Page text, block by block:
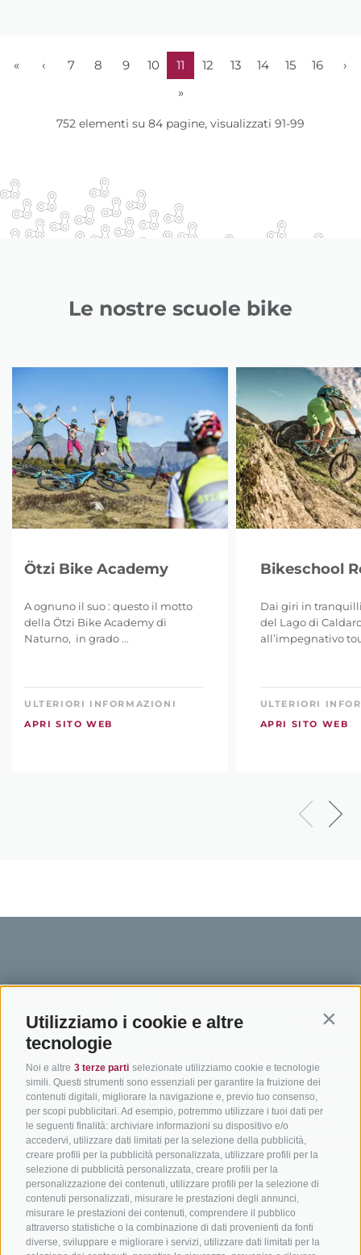
Utilizziamo i cookie e altre
tecnologie
Noi e altre 3 terze parti selezionate utilizziamo cookie e tecnologie
simili. Questi strumenti sono essenziali per garantire la fruizione dei
contenuti digitali, migliorare la navigazione e, previo tuo consenso,
per scopi pubblicitari. Ad esempio, potremmo utilizzare i tuoi dati per
le seguenti finalità: archiviare informazioni su dispositivo e/o
accedervi, utilizzare dati limitati per la selezione della pubblicità,
creare profili per la pubblicità personalizzata, utilizzare profili per la
selezione di pubblicità personalizzata, creare profili per la
personalizzazione dei contenuti, utilizzare profili per la selezione di
contenuti personalizzati, misurare le prestazioni degli annunci,
misurare le prestazioni dei contenuti, comprendere il pubblico
attraverso statistiche o la combinazione di dati provenienti da fonti
diverse, sviluppare e migliorare i servizi, utilizzare dati limitati per la
« ‹ 7 8 9 10 11 12 13 14 15 16
›
»
752 elementi su 84 pagine, visualizzati 91-99
Le nostre scuole bike
Ötzi Bike Academy
A ognuno il suo : questo il motto
della Ötzi Bike Academy di
Naturno, in grado ...
ULTERIORI INFORMAZIONI
APRI SITO WEB
Bikeschool
Dai giri in
del Lago di
all’impegnativo
ULTERIORI
APRI SITO WEB
SÜDTIROL
Hotel & pacchetti
Pacchetti vacanze
Buoni vacanza
Hot Deals
Bike & Work
ADIGE
Adige
In bici da corsa in Alto
Adige
Ciclabili in Alto Adige
Scuole bike
Tutti i tour
Come
Meteo
Catalogo